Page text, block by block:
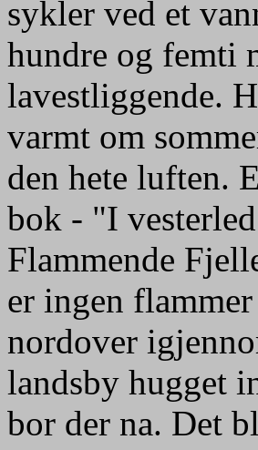
sykler ved et
hundre og femti
lavestliggende.
varmt om
den hete luften.
bok - "I
Flammende
er ingen
nordover
landsby hugget
bor der na. Det